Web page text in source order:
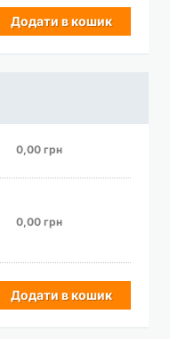
Додати в кошик
0,00 грн
0,00 грн
Додати в кошик